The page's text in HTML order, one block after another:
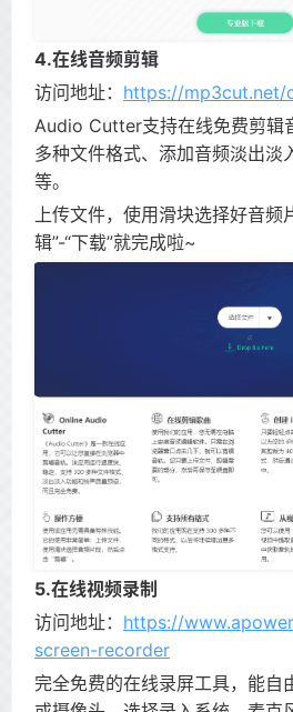
4.在线音频剪辑
访问地址： https://mp3cut.net/
Audio Cutter支持在线免费剪辑
多种文件格式、添加音频淡出淡
等。
上传文件，使用滑块选择好音频
辑”-“下载”就完成啦~
5.在线视频录制
访问地址： https://
screen-recorder
完全免费的在线录屏工具，能自